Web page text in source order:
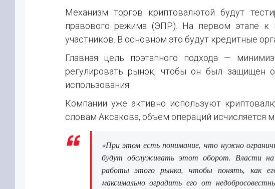
Механизм торгов криптовалютой будут
правового режима (ЭПР). На первом этапе к
участников. В основном это будут кредитные
Главная цель поэтапного подхода —
регулировать рынок, чтобы он был защищен
использования.
Компании уже активно используют
словам Аксакова, объем операций исчисляется
«При этом есть понимание, что нужно
будут обслуживать этот оборот. Власти
работы этого рынка, чтобы понять, как
максимально оградить его от